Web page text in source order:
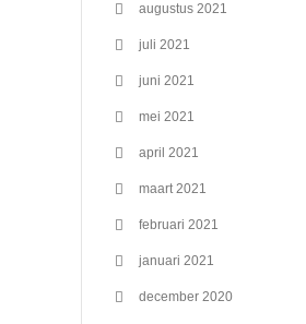
augustus 2021
juli 2021
juni 2021
mei 2021
april 2021
maart 2021
februari 2021
januari 2021
december 2020